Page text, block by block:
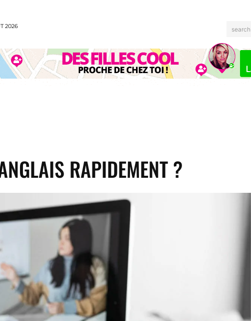
2026 search
RAPIDEMENT ?